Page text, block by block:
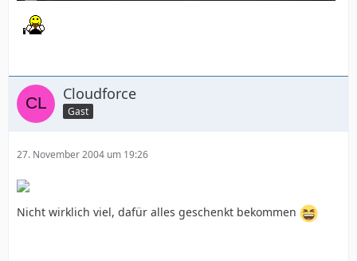
Cloudforce
Gast
27. November 2004 um 19:26
Nicht wirklich viel, dafür alles geschenkt bekommen